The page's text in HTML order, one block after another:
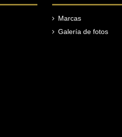
Marcas
Galería de fotos